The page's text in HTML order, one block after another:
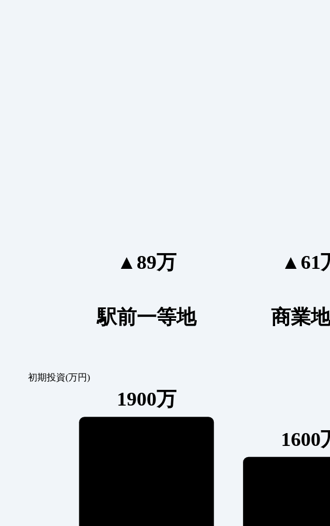
▲89万
駅前一等地
▲61
商業
初期投資(万円)
1900万
1600